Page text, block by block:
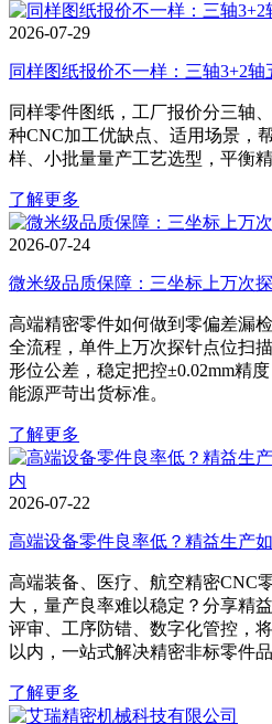
2026-07-29
同样图纸报价不一样：三轴3+2
同样零件图纸，工厂报价分三轴
种CNC加工优缺点、适用场景，
样、小批量量产工艺选型，平衡
了解更多
2026-07-24
微米级品质保障：三坐标上万次
高端精密零件如何做到零偏差漏
全流程，单件上万次探针点位扫
形位公差，稳定把控±0.02mm精
能源严苛出货标准。
了解更多
2026-07-22
高端设备零件良率低？精益生产
高端装备、医疗、航空精密CNC
大，量产良率难以稳定？分享精
评审、工序防错、数字化管控，
以内，一站式解决精密非标零件品
了解更多